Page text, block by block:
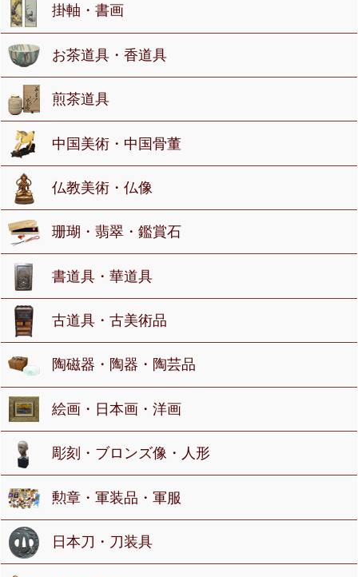
掛軸・書画
お茶道具・香道具
煎茶道具
中国美術・中国骨董
仏教美術・仏像
珊瑚・翡翠・鑑賞石
書道具・華道具
古道具・古美術品
陶磁器・陶器・陶芸品
絵画・日本画・洋画
彫刻・ブロンズ像・人形
勲章・軍装品・軍服
日本刀・刀装具